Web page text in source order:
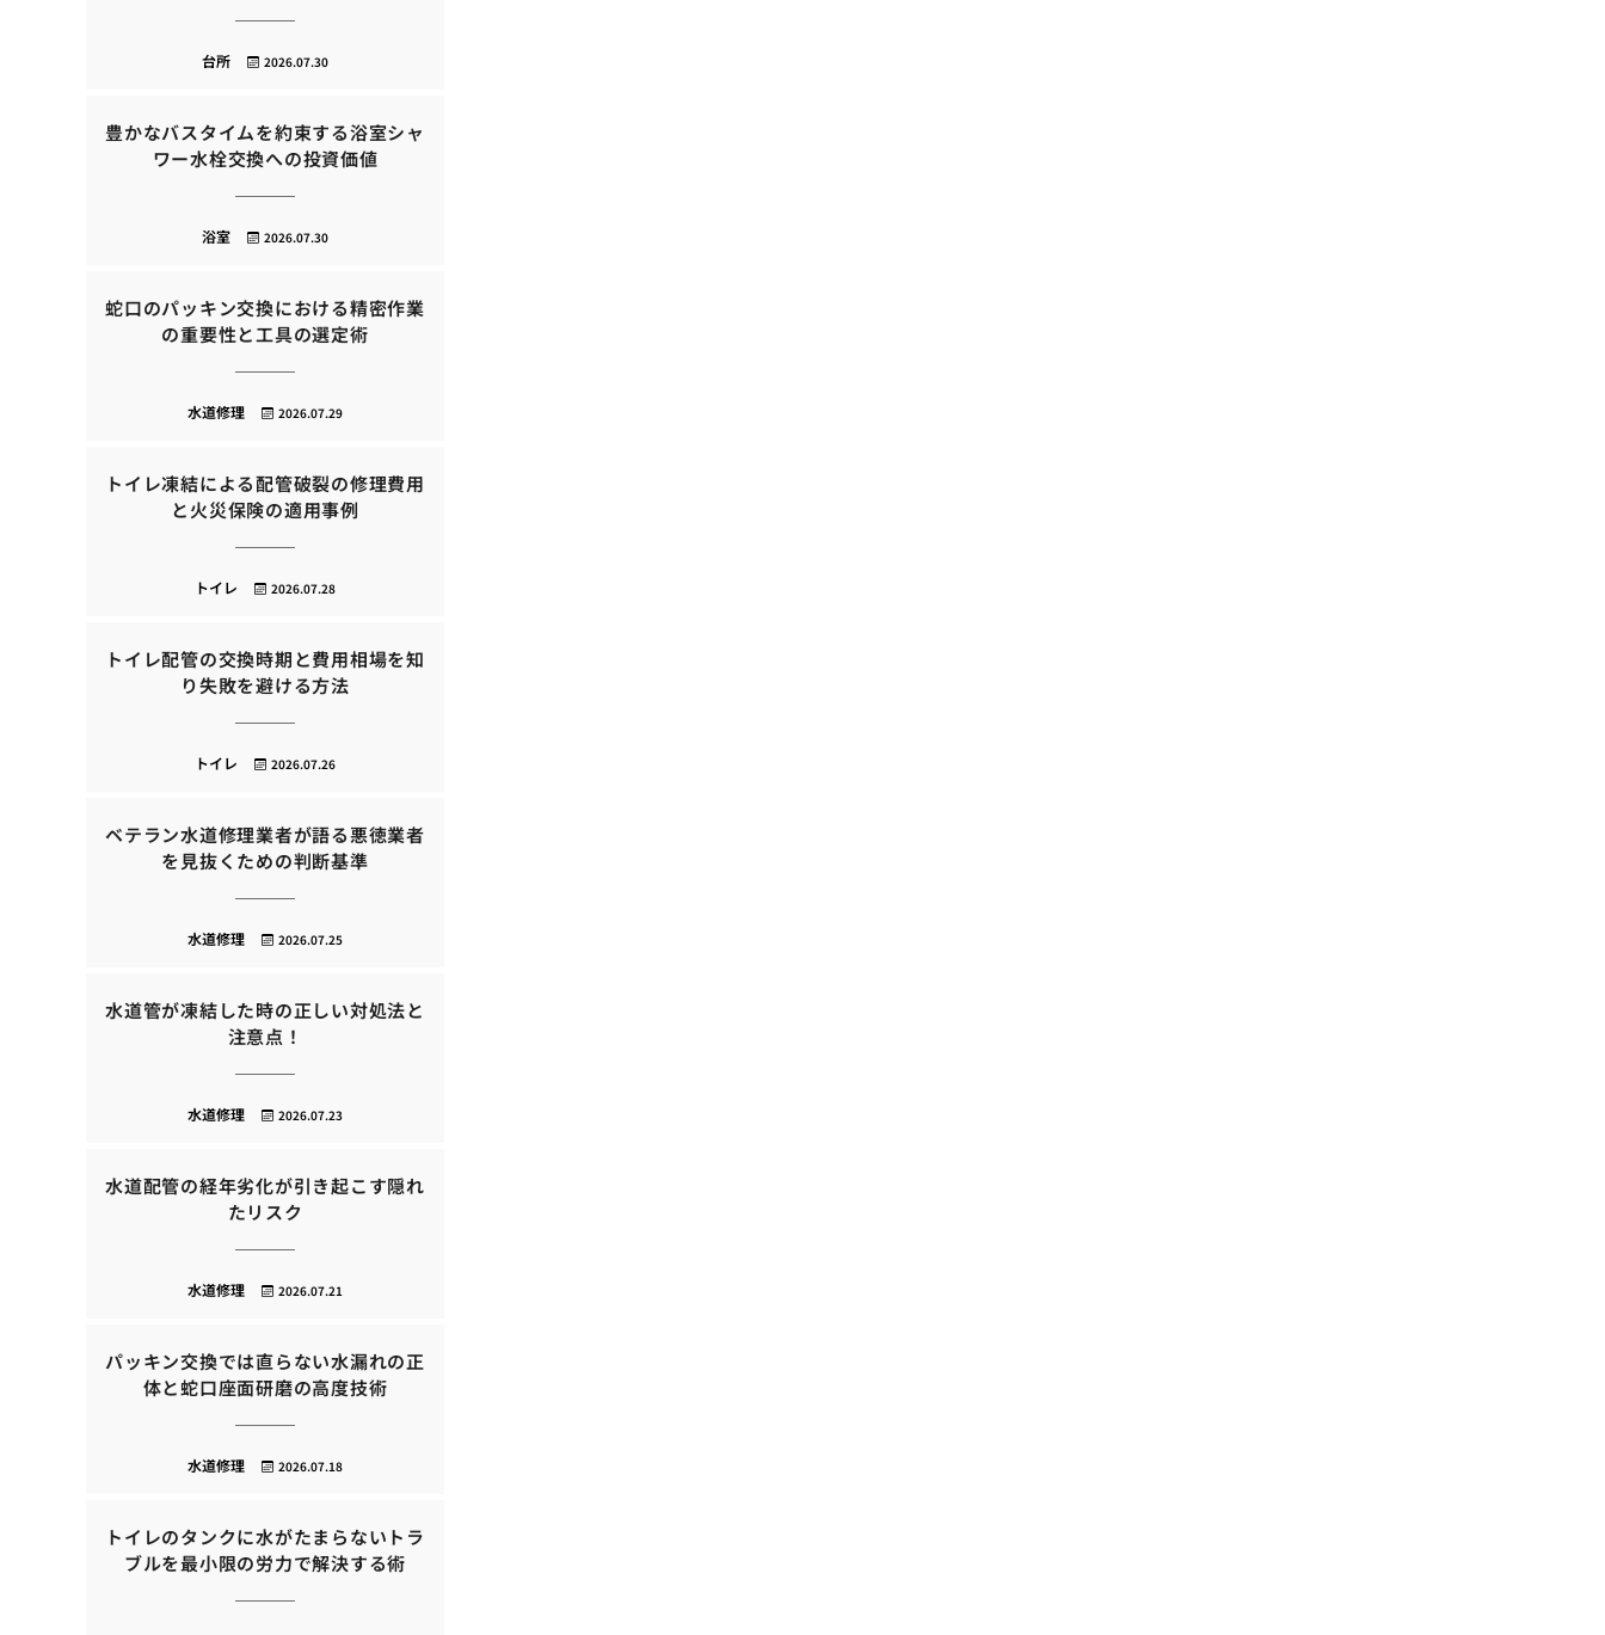
2026.07.30
台所
豊かなバスタイムを約束する浴室シャ
ワー水栓交換への投資価値
2026.07.30
浴室
蛇口のパッキン交換における精密作業
の重要性と工具の選定術
2026.07.29
水道修理
トイレ凍結による配管破裂の修理費用
と火災保険の適用事例
2026.07.28
トイレ
トイレ配管の交換時期と費用相場を知
り失敗を避ける方法
2026.07.26
トイレ
ベテラン水道修理業者が語る悪徳業者
を見抜くための判断基準
2026.07.25
水道修理
水道管が凍結した時の正しい対処法と
注意点！
2026.07.23
水道修理
水道配管の経年劣化が引き起こす隠れ
たリスク
2026.07.21
水道修理
パッキン交換では直らない水漏れの正
体と蛇口座面研磨の高度技術
2026.07.18
水道修理
トイレのタンクに水がたまらないトラ
ブルを最小限の労力で解決する術